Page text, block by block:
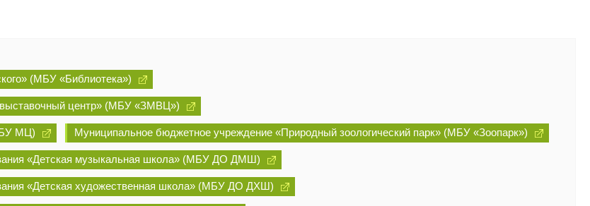
(МБУ «Библиотека»)
выставочный центр» (МБУ «ЗМВЦ»)
МЦ) Муниципальное бюджетное учреждение «Природный зоологический парк» (МБУ «Зоопарк»)
«Детская музыкальная школа» (МБУ ДО ДМШ)
«Детская художественная школа» (МБУ ДО ДХШ)